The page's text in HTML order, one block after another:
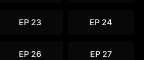
EP 23 EP 24
EP 26 EP 27